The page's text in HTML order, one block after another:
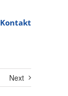
Kontakt
Next